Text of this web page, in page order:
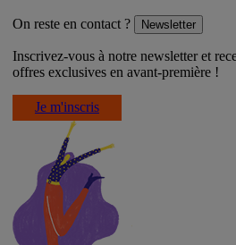
On reste en contact ? Newsletter
Inscrivez-vous à notre newsletter et
offres exclusives en avant-première !
Je m'inscris